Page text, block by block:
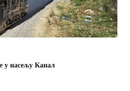
у насељу Канал